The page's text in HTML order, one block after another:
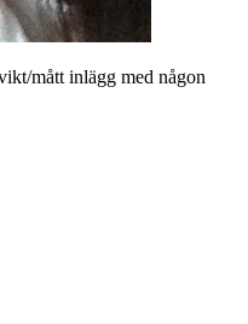
mått inlägg med någon